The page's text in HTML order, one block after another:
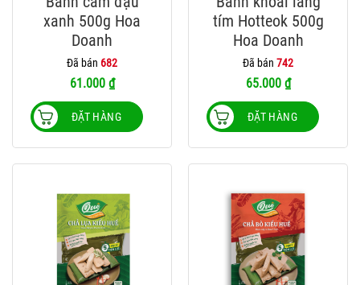
xanh 500g Hoa
Doanh
Đã bán 682
61.000 ₫
ĐẶT HÀNG
tím Hotteok 500g
Hoa Doanh
Đã bán 742
65.000 ₫
ĐẶT HÀNG